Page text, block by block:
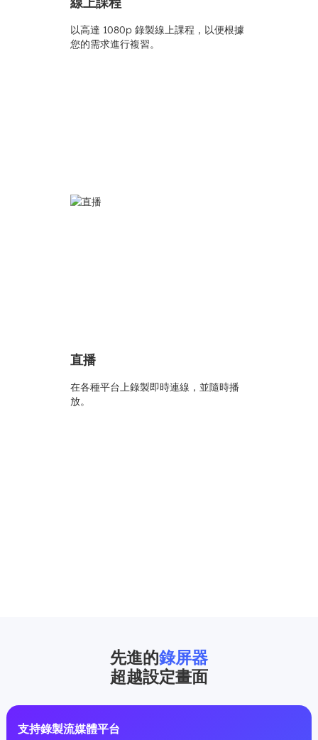
以高達 1080p 錄製線上課程，以便根據
您的需求進行複習。
直播
在各種平台上錄製即時連線，並隨時播
放。
先進的錄屏器
超越設定畫面
支持錄製流媒體平台